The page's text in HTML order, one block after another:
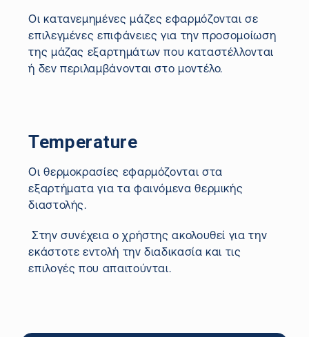
Οι κατανεμημένες μάζες εφαρμόζονται σε
επιλεγμένες επιφάνειες για την προσομοίωση
της μάζας εξαρτημάτων που καταστέλλονται
ή δεν περιλαμβάνονται στο μοντέλο.
Temperature
Οι θερμοκρασίες εφαρμόζονται στα
εξαρτήματα για τα φαινόμενα θερμικής
διαστολής.
Στην συνέχεια ο χρήστης ακολουθεί για την
εκάστοτε εντολή την διαδικασία και τις
επιλογές που απαιτούνται.